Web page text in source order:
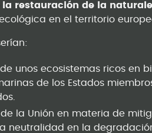
la restauración de la
en el territorio
unos ecosistemas ricos en
de los Estados
la Unión en materia de
en la